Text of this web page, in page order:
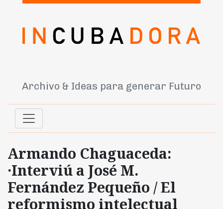
Archivo & Ideas para generar Futuro
Armando Chaguaceda:
·Interviú a José M.
Fernández Pequeño / El
reformismo intelectual